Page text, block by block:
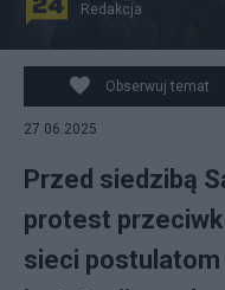
Redakcja
Obserwuj temat
27.06.2025
Przed siedzibą
protest
sieci postulatom